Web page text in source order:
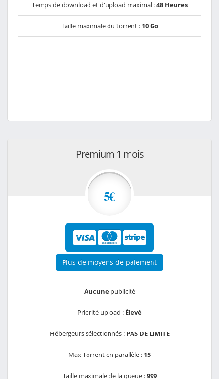
Temps de download et d'upload maximal :48 Heures
Taille maximale du torrent : 10 Go
Premium 1 mois
5€
Plus de moyens de paiement
Aucunepublicité
Priorité upload : Élevé
Hébergeurs sélectionnés : PAS DE LIMITE
Max Torrent en parallèle : 15
Taille maximale de la queue :999